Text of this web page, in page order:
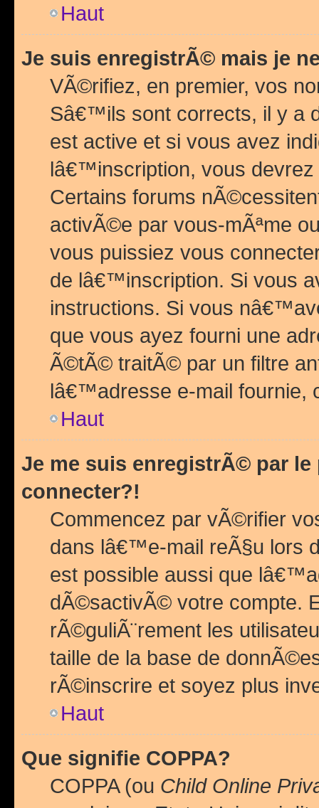
Haut
Je suis enregistrÃ© mais je
VÃ©rifiez, en premier, vos
Sâ€™ils sont corrects, il y a
est active et si vous avez
lâ€™inscription, vous
Certains forums
activÃ©e par vous-mÃªme
vous puissiez vous
de lâ€™inscription. Si vous
instructions. Si vous
que vous ayez fourni une
Ã©tÃ© traitÃ© par un filtre
lâ€™adresse e-mail fournie,
Haut
Je me suis enregistrÃ© par
connecter?!
Commencez par vÃ©rifier
dans lâ€™e-mail reÃ§u lors
est possible aussi que
dÃ©sactivÃ© votre compte.
rÃ©guliÃ¨rement les
taille de la base de
rÃ©inscrire et soyez plus
Haut
Que signifie COPPA?
COPPA (ou Child Online